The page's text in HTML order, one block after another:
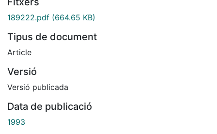
189222.pdf (664.65 KB)
Tipus de document
Article
Versió
Versió publicada
Data de publicació
1993